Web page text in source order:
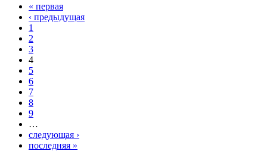
« первая
‹ предыдущая
1
2
3
4
5
6
7
8
9
…
следующая ›
последняя »